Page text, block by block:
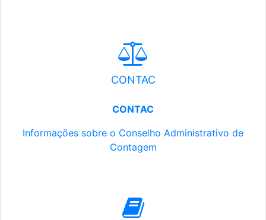
CONTAC
CONTAC
Informações sobre o Conselho Administrativo de
Contagem